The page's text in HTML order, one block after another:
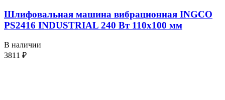
Шлифовальная машина вибрационная INGCO
PS2416 INDUSTRIAL 240 Вт 110х100 мм
В наличии
3811 ₽